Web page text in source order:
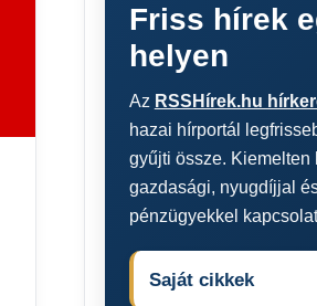
Friss hírek
helyen
Az RSSHírek.hu
hazai hírportál
gyűjti össze. Kiemelten
gazdasági, nyugdíjjal
pénzügyekkel
Saját cikkek